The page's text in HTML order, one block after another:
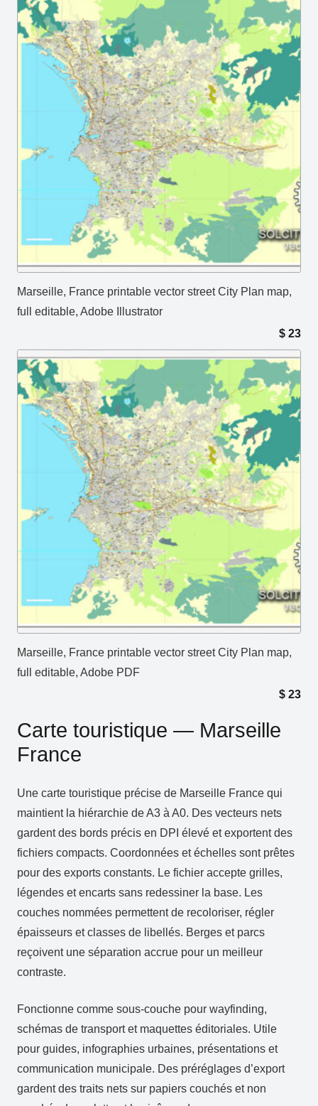
Marseille, France printable vector street City Plan map,
full editable, Adobe Illustrator
$ 23
Marseille, France printable vector street City Plan map,
full editable, Adobe PDF
$ 23
Carte touristique — Marseille
France
Une carte touristique précise de Marseille France qui
maintient la hiérarchie de A3 à A0. Des vecteurs nets
gardent des bords précis en DPI élevé et exportent des
fichiers compacts. Coordonnées et échelles sont prêtes
pour des exports constants. Le fichier accepte grilles,
légendes et encarts sans redessiner la base. Les
couches nommées permettent de recoloriser, régler
épaisseurs et classes de libellés. Berges et parcs
reçoivent une séparation accrue pour un meilleur
contraste.
Fonctionne comme sous‑couche pour wayfinding,
schémas de transport et maquettes éditoriales. Utile
pour guides, infographies urbaines, présentations et
communication municipale. Des préréglages d’export
gardent des traits nets sur papiers couchés et non